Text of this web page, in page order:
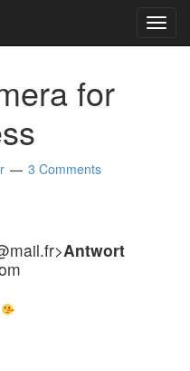
for
3 Comments
Antwort